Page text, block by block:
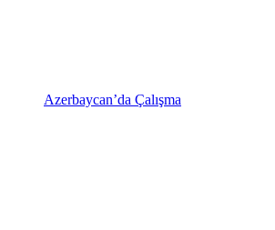
Azerbaycan’da Çalışma